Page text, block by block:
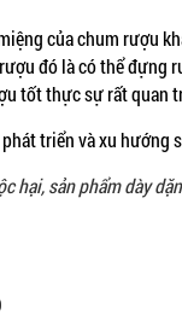
của chum rượu
đó là có thể đựng
tốt thực sự rất quan
triển và xu hướng
sản phẩm dày